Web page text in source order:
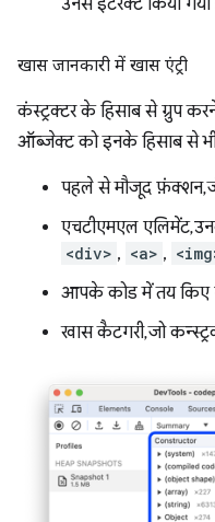
उनसे इंटरैक्ट किया गया
खास जानकारी में खास एंट्री
कंस्ट्रक्टर के हिसाब से ग्रुप
ऑब्जेक्ट को इनके हिसाब से भी
पहले से मौजूद फ़ंक्शन,
एचटीएमएल एलिमेंट,
<div> , <a> ,
आपके कोड में तय किए
खास कैटगरी, जो